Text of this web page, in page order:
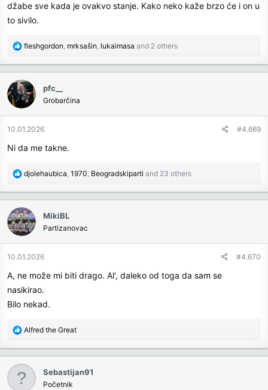
džabe sve kada je ovakvo stanje. Kako neko kaže brzo će i on u
to sivilo.
R
c
t
i
o
n
:
fleshgordon, mrksašin, lukaimasa and 2 others
pfc__
Grobarčina
10.01.2026 #4.669
Ni da me takne.
R
c
t
i
o
n
:
djolehaubica, 1970, Beogradskiparti and 23 others
MikiBL
Partizanovac
10.01.2026 #4.670
A, ne može mi biti drago. Al', daleko od toga da sam se
nasikirao.
Bilo nekad.
R
c
t
Alfred the Great
Sebastijan91
Početnik